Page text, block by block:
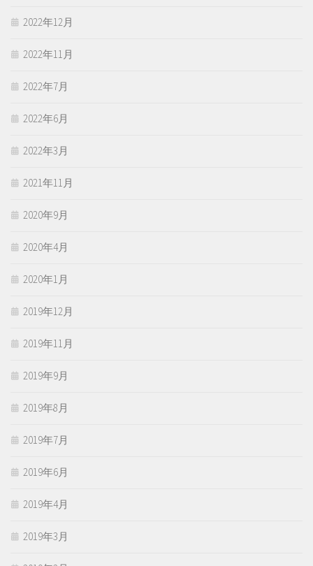
2022年12月
2022年11月
2022年7月
2022年6月
2022年3月
2021年11月
2020年9月
2020年4月
2020年1月
2019年12月
2019年11月
2019年9月
2019年8月
2019年7月
2019年6月
2019年4月
2019年3月